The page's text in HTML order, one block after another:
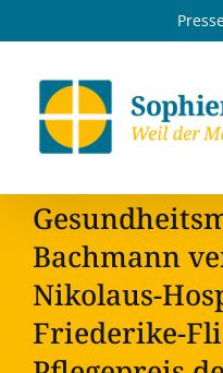
Inhalt
Bachmann
Nikolaus-
Friederike-